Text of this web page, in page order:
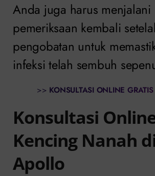
Anda juga harus menjalani
pemeriksaan kembali
pengobatan untuk
infeksi telah sembuh
>> KONSULTASI ONLINE
Konsultasi
Kencing Nanah
Apollo